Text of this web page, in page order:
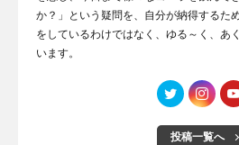
か？」という疑問を、自分が納得するた
をしているわけではなく、ゆる～く、あ
います。
投稿一覧へ